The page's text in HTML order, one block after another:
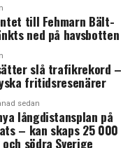
perrongen där
tog nästa tåg
ökade restider,
och trängsel på
och
Copenhagen går i ett
ut och protesterar
till Fehmarn Bält-
ned på havsbotten
slå trafikrekord –
fritidsresenärer
sedan
långdistansplan på
– kan skaps 25 000
södra Sverige